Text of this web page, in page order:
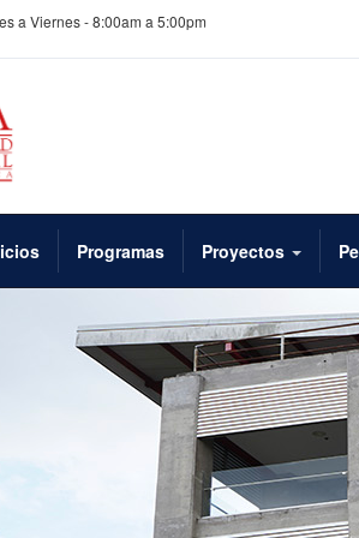
a Viernes - 8:00am a 5:00pm
Programas Proyectos